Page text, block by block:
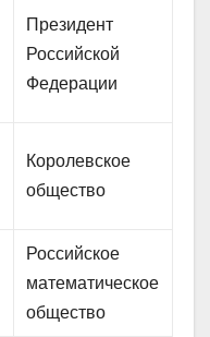
Президент
Российской
Федерации
Королевское
общество
Российское
математическое
общество